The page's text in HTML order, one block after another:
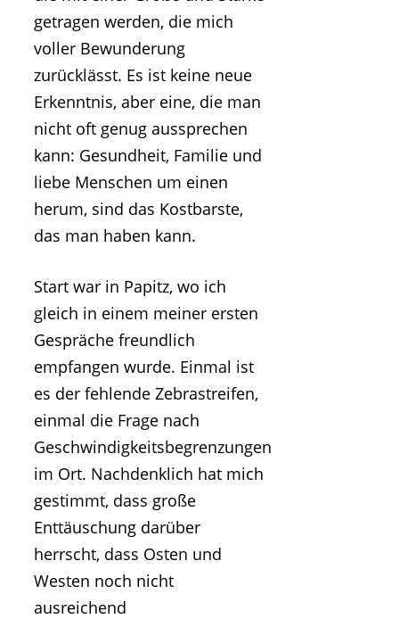
getragen werden, die mich
voller Bewunderung
zurücklässt. Es ist keine neue
Erkenntnis, aber eine, die man
nicht oft genug aussprechen
kann: Gesundheit, Familie und
liebe Menschen um einen
herum, sind das Kostbarste,
das man haben kann.
Start war in Papitz, wo ich
gleich in einem meiner ersten
Gespräche freundlich
empfangen wurde. Einmal ist
es der fehlende Zebrastreifen,
einmal die Frage nach
Geschwindigkeitsbegrenzungen
im Ort. Nachdenklich hat mich
gestimmt, dass große
Enttäuschung darüber
herrscht, dass Osten und
Westen noch nicht
ausreichend